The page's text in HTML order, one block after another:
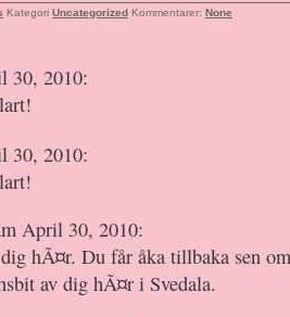
Kategori Uncategorized Kommentarer: None
30, 2010:
30, 2010:
April 30, 2010:
hÃ¤r. Du får åka tillbaka sen
av dig hÃ¤r i Svedala.